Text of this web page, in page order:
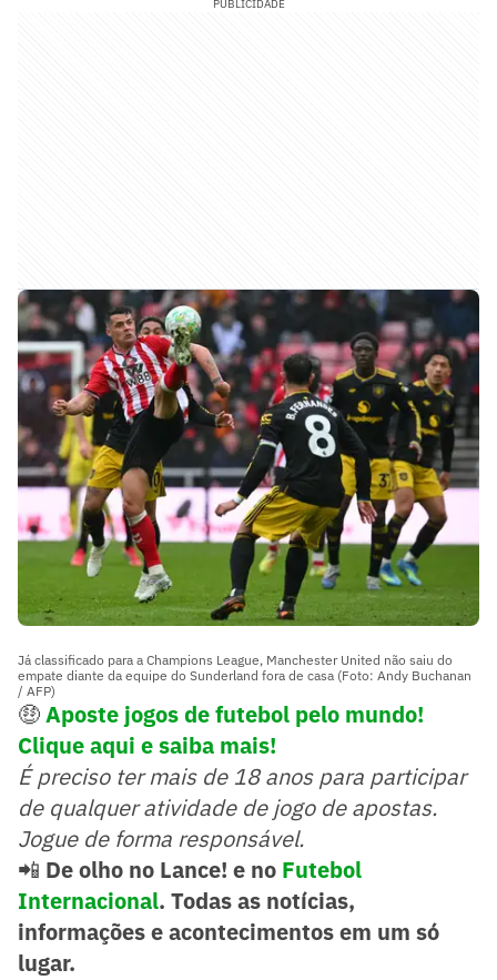
PUBLICIDADE
Já classificado para a Champions League, Manchester United não saiu do
empate diante da equipe do Sunderland fora de casa (Foto: Andy Buchanan
/ AFP)
🤑Aposte jogos de futebol pelo mundo!
Clique aqui e saiba mais!
É preciso ter mais de 18 anos para participar
de qualquer atividade de jogo de apostas.
Jogue de forma responsável.
📲 De olho no Lance! e no Futebol
Internacional. Todas as notícias,
informações e acontecimentos em um só
lugar.